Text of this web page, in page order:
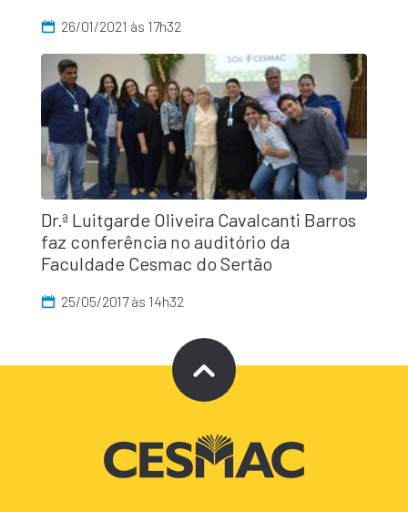
26/01/2021 às 17h32
Dr.ª Luitgarde Oliveira Cavalcanti Barros
faz conferência no auditório da
Faculdade Cesmac do Sertão
25/05/2017 às 14h32